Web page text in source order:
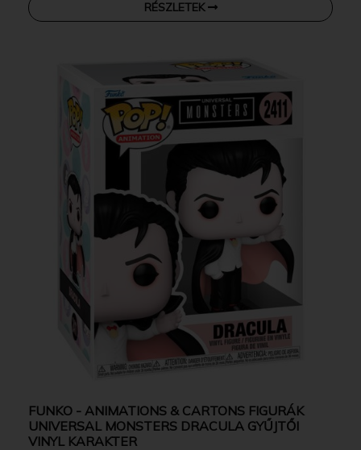
RÉSZLETEK
FUNKO - ANIMATIONS & CARTONS FIGURÁK
UNIVERSAL MONSTERS DRACULA GYŰJTŐI
VINYL KARAKTER